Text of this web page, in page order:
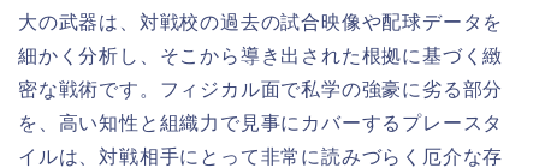
大の武器は、対戦校の過去の試合映像や配球データを
細かく分析し、そこから導き出された根拠に基づく緻
密な戦術です。フィジカル面で私学の強豪に劣る部分
を、高い知性と組織力で見事にカバーするプレースタ
イルは、対戦相手にとって非常に読みづらく厄介な存